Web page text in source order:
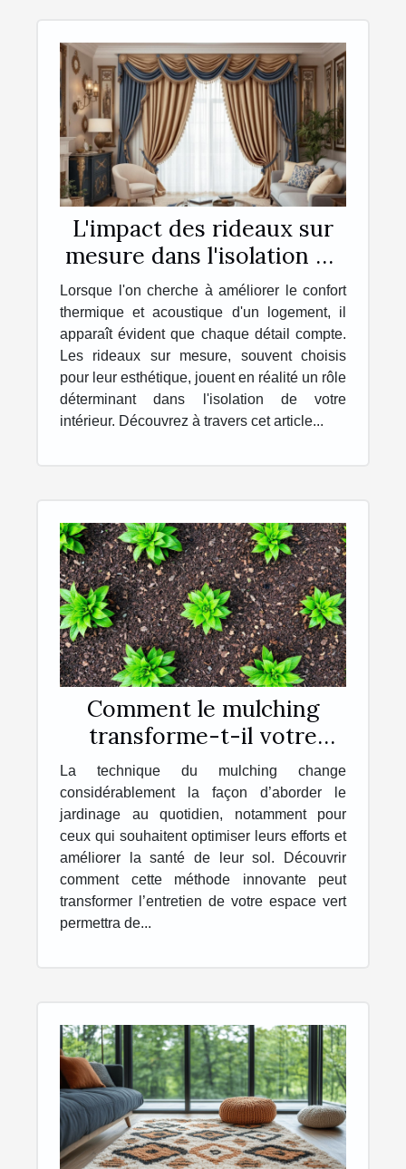
L'impact des rideaux sur
mesure dans l'isolation de
votre intérieur
Lorsque l'on cherche à améliorer le confort
thermique et acoustique d'un logement, il
apparaît évident que chaque détail compte.
Les rideaux sur mesure, souvent choisis
pour leur esthétique, jouent en réalité un rôle
déterminant dans l'isolation de votre
intérieur. Découvrez à travers cet article...
Comment le mulching
transforme-t-il votre
jardinage quotidien ?
La technique du mulching change
considérablement la façon d’aborder le
jardinage au quotidien, notamment pour
ceux qui souhaitent optimiser leurs efforts et
améliorer la santé de leur sol. Découvrir
comment cette méthode innovante peut
transformer l’entretien de votre espace vert
permettra de...